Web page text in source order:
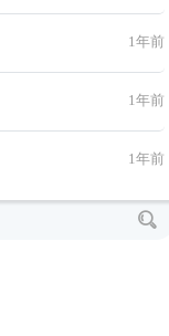
1年前
1年前
1年前